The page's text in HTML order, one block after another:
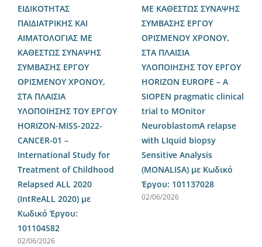
ΕΙΔΙΚΟΤΗΤΑΣ
ΠΑΙΔΙΑΤΡΙΚΗΣ ΚΑΙ
ΑΙΜΑΤΟΛΟΓΙΑΣ ME
ΚΑΘΕΣΤΩΣ ΣΥΝΑΨΗΣ
ΣΥΜΒΑΣΗΣ ΕΡΓΟΥ
ΟΡΙΣΜΕΝΟΥ ΧΡΟΝΟΥ,
ΣΤΑ ΠΛΑΙΣΙΑ
ΥΛΟΠΟΙΗΣΗΣ ΤΟΥ ΕΡΓΟΥ
HORIZON-MISS-2022-
CANCER-01 –
International Study for
Treatment of Childhood
Relapsed ALL 2020
(IntReALL 2020) με
Κωδικό Έργου:
101104582
02/06/2026
ME ΚΑΘΕΣΤΩΣ ΣΥΝΑΨΗΣ
ΣΥΜΒΑΣΗΣ ΕΡΓΟΥ
ΟΡΙΣΜΕΝΟΥ ΧΡΟΝΟΥ,
ΣΤΑ ΠΛΑΙΣΙΑ
ΥΛΟΠΟΙΗΣΗΣ ΤΟΥ ΕΡΓΟΥ
HORIZON EUROPE – A
SIOPEN pragmatic clinical
trial to MOnitor
NeuroblastomA relapse
with LIquid biopsy
Sensitive Analysis
(MΟNALISA) με Κωδικό
Έργου: 101137028
02/06/2026